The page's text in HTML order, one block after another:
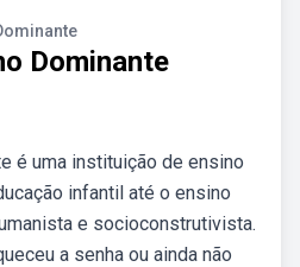
Dominante
é uma instituição de ensino
infantil até o ensino
e socioconstrutivista.
a senha ou ainda não